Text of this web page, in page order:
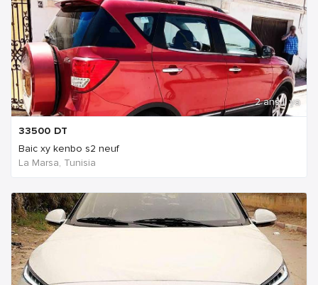
2 ans Il ya
33500 DT
Baic xy kenbo s2 neuf
La Marsa, Tunisia